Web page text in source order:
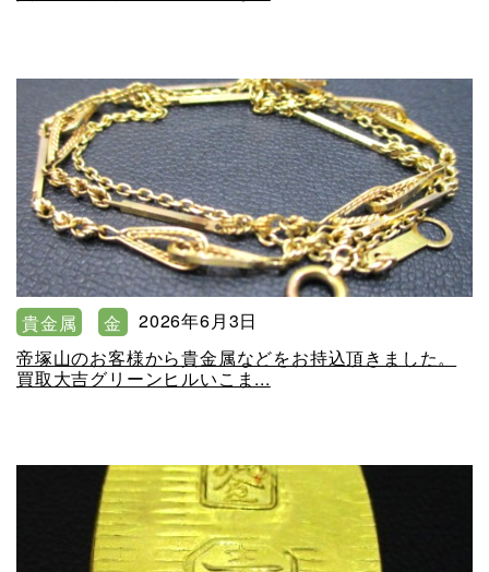
貴金属 金
2026年6月3日
帝塚山のお客様から貴金属などをお持込頂きました。
買取大吉グリーンヒルいこま...